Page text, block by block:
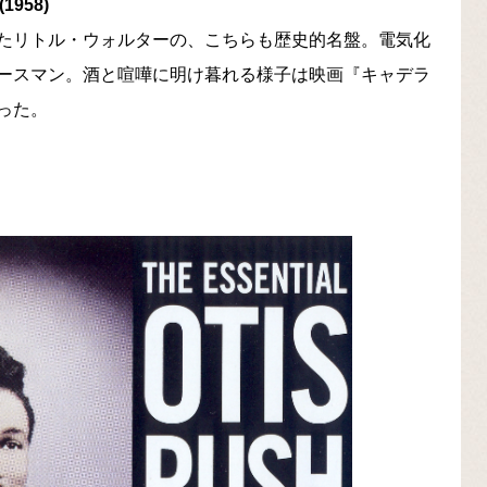
リトル・ウォルターの、こちらも歴史的名盤。電気化
マン。酒と喧嘩に明け暮れる様子は映画『キャデラ
た。